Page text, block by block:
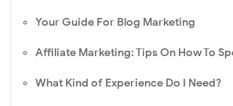
Your Guide For Blog Marketing
Affiliate Marketing: Tips On How To
What Kind of Experience Do I Need?